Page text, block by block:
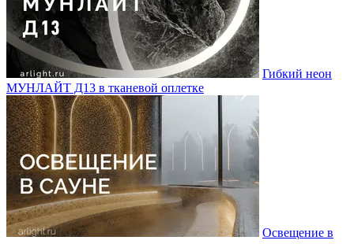
Гибкий неон
МУНЛАЙТ Д13 в тканевой оплетке
Освещение в